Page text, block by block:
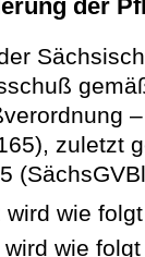
der
zuletzt
wird wie
wird wie